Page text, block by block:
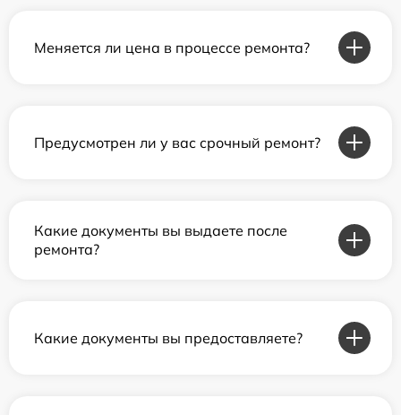
Меняется ли цена в процессе ремонта?
Предусмотрен ли у вас срочный ремонт?
Какие документы вы выдаете после
ремонта?
Какие документы вы предоставляете?